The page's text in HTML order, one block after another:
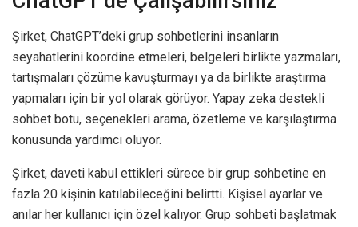
Şirket, ChatGPT’deki grup sohbetlerini insanların
seyahatlerini koordine etmeleri, belgeleri birlikte yazmaları,
tartışmaları çözüme kavuşturmayı ya da birlikte araştırma
yapmaları için bir yol olarak görüyor. Yapay zeka destekli
sohbet botu, seçenekleri arama, özetleme ve karşılaştırma
konusunda yardımcı oluyor.
Şirket, daveti kabul ettikleri sürece bir grup sohbetine en
fazla 20 kişinin katılabileceğini belirtti. Kişisel ayarlar ve
anılar her kullanıcı için özel kalıyor. Grup sohbeti başlatmak